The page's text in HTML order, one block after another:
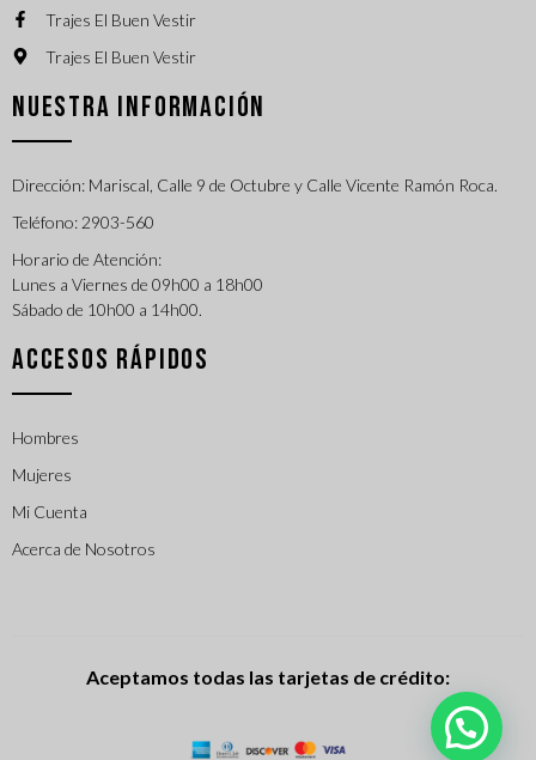
Trajes El Buen Vestir
Trajes El Buen Vestir
NUESTRA INFORMACIÓN
Dirección: Mariscal, Calle 9 de Octubre y Calle Vicente Ramón Roca.
Teléfono: 2903-560
Horario de Atención:
Lunes a Viernes de 09h00 a 18h00
Sábado de 10h00 a 14h00.
ACCESOS RÁPIDOS
Hombres
Mujeres
Mi Cuenta
Acerca de Nosotros
Aceptamos todas las tarjetas de crédito: